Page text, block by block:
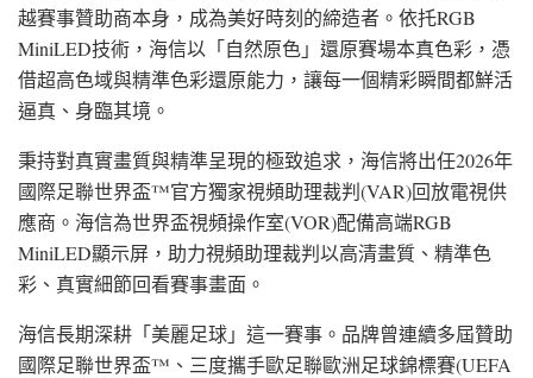
越賽事贊助商本身，成為美好時刻的締造者。依托RGB
MiniLED技術，海信以「自然原色」還原賽場本真色彩，憑
借超高色域與精準色彩還原能力，讓每一個精彩瞬間都鮮活
逼真、身臨其境。
秉持對真實畫質與精準呈現的極致追求，海信將出任2026年
國際足聯世界盃™官方獨家視頻助理裁判(VAR)回放電視供
應商。海信為世界盃視頻操作室(VOR)配備高端RGB
MiniLED顯示屏，助力視頻助理裁判以高清畫質、精準色
彩、真實細節回看賽事畫面。
海信長期深耕「美麗足球」這一賽事。品牌曾連續多屆贊助
國際足聯世界盃™、三度攜手歐足聯歐洲足球錦標賽(UEFA